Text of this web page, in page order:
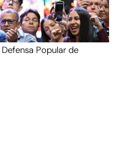
Popular de